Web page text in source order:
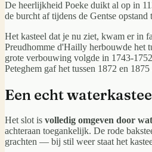
De heerlijkheid Poeke duikt al op in
de burcht af tijdens de Gentse opstand
Het kasteel dat je nu ziet, kwam er in
Preudhomme d'Hailly herbouwde het
grote verbouwing volgde in 1743-
Peteghem gaf het tussen 1872 en
Een echt
Het slot is volledig omgeven door
achteraan toegankelijk. De rode
grachten — bij stil weer staat het